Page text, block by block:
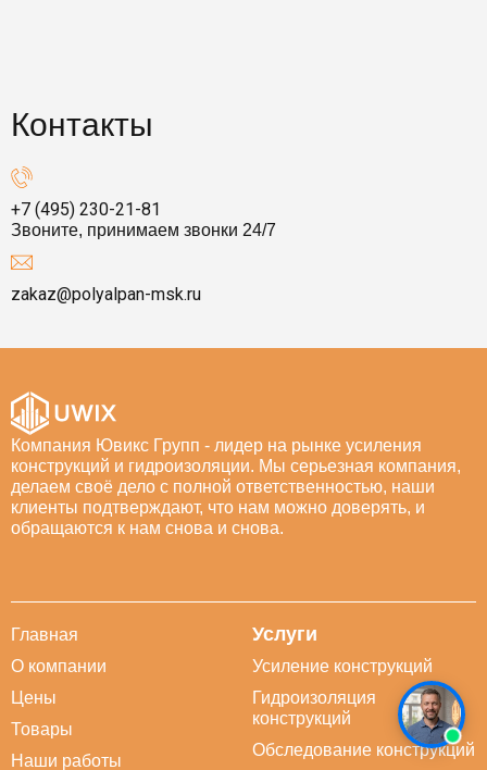
Контакты
+7 (495) 230-21-81
Звоните, принимаем звонки 24/7
zakaz@polyalpan-msk.ru
Компания Ювикс Групп - лидер на рынке усиления
конструкций и гидроизоляции. Мы серьезная компания,
делаем своё дело с полной ответственностью, наши
клиенты подтверждают, что нам можно доверять, и
обращаются к нам снова и снова.
Главная
О компании
Цены
Товары
Наши работы
Услуги
Усиление конструкций
Гидроизоляция
конструкций
Обследование конструкций